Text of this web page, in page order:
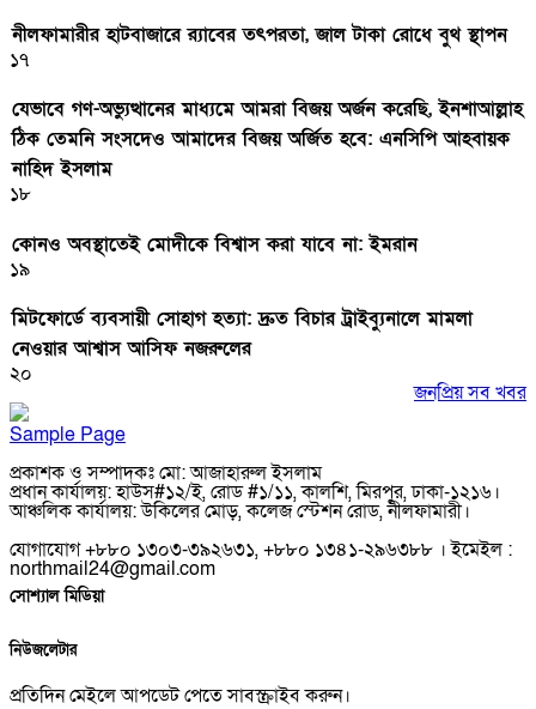
নীলফামারীর হাটবাজারে র‌্যাবের তৎপরতা, জাল টাকা রোধে বুথ স্থাপন
১৭
যেভাবে গণ-অভ্যুত্থানের মাধ্যমে আমরা বিজয় অর্জন করেছি, ইনশাআল্লাহ
ঠিক তেমনি সংসদেও আমাদের বিজয় অর্জিত হবে: এনসিপি আহবায়ক
নাহিদ ইসলাম
১৮
কোনও অবস্থাতেই মোদীকে বিশ্বাস করা যাবে না: ইমরান
১৯
মিটফোর্ডে ব্যবসায়ী সোহাগ হত্যা: দ্রুত বিচার ট্রাইব্যুনালে মামলা
নেওয়ার আশ্বাস আসিফ নজরুলের
২০
জনপ্রিয় সব খবর
Sample Page
প্রকাশক ও সম্পাদকঃ মো: আজাহারুল ইসলাম
প্রধান কার্যালয়: হাউস#১২/ই, রোড #১/১১, কালশি, মিরপুর, ঢাকা-১২১৬।
আঞ্চলিক কার্যালয়: উকিলের মোড়, কলেজ স্টেশন রোড, নীলফামারী।
যোগাযোগ +৮৮০ ১৩০৩-৩৯২৬৩১, +৮৮০ ১৩৪১-২৯৬৩৮৮ । ইমেইল :
northmail24@gmail.com
সোশ্যাল মিডিয়া
নিউজলেটার
প্রতিদিন মেইলে আপডেট পেতে সাবস্ক্রাইব করুন।